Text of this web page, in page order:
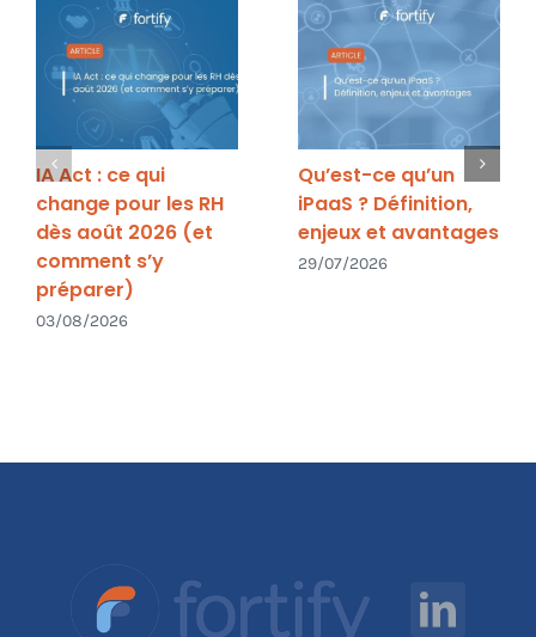
IA Act : ce qui
change pour les RH
dès août 2026 (et
comment s’y
préparer)
03/08/2026
Qu’est-ce qu’un
iPaaS ? Définition,
enjeux et avantages
29/07/2026